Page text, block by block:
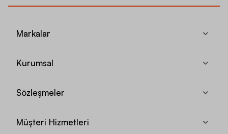
Markalar
Kurumsal
Sözleşmeler
Müşteri Hizmetleri